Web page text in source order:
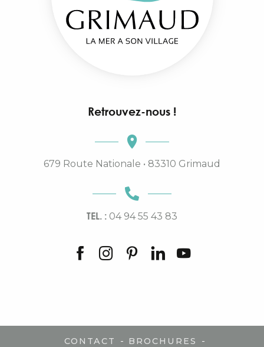
Retrouvez-nous !
679 Route Nationale • 83310 Grimaud
TEL. : 04 94 55 43 83
CONTACT - BROCHURES -